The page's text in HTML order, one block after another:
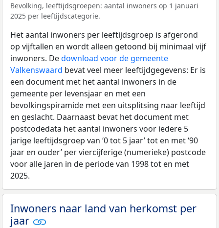
Bevolking, leeftijdsgroepen: aantal inwoners op 1 januari
2025 per leeftijdscategorie.
Het aantal inwoners per leeftijdsgroep is afgerond
op vijftallen en wordt alleen getoond bij minimaal vijf
inwoners. Dedownload voor de gemeente
Valkenswaard bevat veel meer leeftijdgegevens: Er is
een document met het aantal inwoners in de
gemeente per levensjaar en met een
bevolkingspiramide met een uitsplitsing naar leeftijd
en geslacht. Daarnaast bevat het document met
postcodedata het aantal inwoners voor iedere 5
jarige leeftijdsgroep van ‘0 tot 5 jaar’ tot en met ‘90
jaar en ouder’ per viercijferige (numerieke) postcode
voor alle jaren in de periode van 1998 tot en met
2025.
Inwoners naar land van herkomst per
jaar